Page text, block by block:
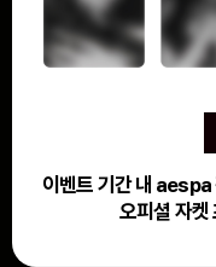
이벤트 기간 내 aespa
오피셜 자켓